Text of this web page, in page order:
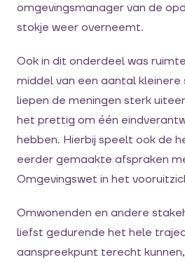
omgevingsmanager van de
stokje weer overneemt.
Ook in dit onderdeel was
middel van een aantal kleinere
liepen de meningen sterk
het prettig om één
hebben. Hierbij speelt ook de
eerder gemaakte afspraken
Omgevingswet in het
Omwonenden en andere
liefst gedurende het hele
aanspreekpunt terecht